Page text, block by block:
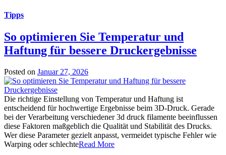
Tipps
So optimieren Sie Temperatur und
Haftung für bessere Druckergebnisse
Posted on Januar 27, 2026
Die richtige Einstellung von Temperatur und Haftung ist
entscheidend für hochwertige Ergebnisse beim 3D-Druck. Gerade
bei der Verarbeitung verschiedener 3d druck filamente beeinflussen
diese Faktoren maßgeblich die Qualität und Stabilität des Drucks.
Wer diese Parameter gezielt anpasst, vermeidet typische Fehler wie
Warping oder schlechteRead More